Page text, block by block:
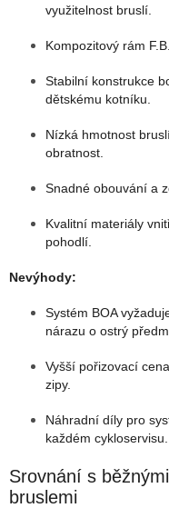
využitelnost bruslí.
Kompozitový rám
Stabilní konstrukce
dětskému kotníku.
Nízká hmotnost
obratnost.
Snadné obouvání a
Kvalitní materiály
pohodlí.
Nevýhody:
Systém BOA
nárazu o ostrý
Vyšší pořizovací
zipy.
Náhradní díly pro
každém cykloservisu.
Srovnání s
bruslemi